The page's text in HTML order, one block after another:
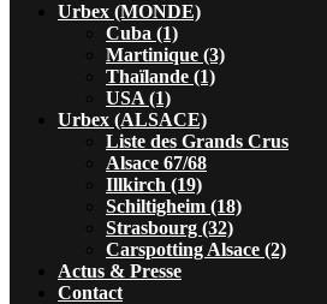
Urbex (MONDE)
Cuba (1)
Martinique (3)
Thaïlande (1)
USA (1)
Urbex (ALSACE)
Liste des Grands Crus
Alsace 67/68
Illkirch (19)
Schiltigheim (18)
Strasbourg (32)
Carspotting Alsace (2)
Actus & Presse
Contact